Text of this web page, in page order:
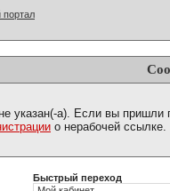
указан(-а). Если вы пришли
о нерабочей ссылке.
Быстрый переход